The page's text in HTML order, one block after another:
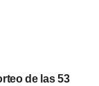
de las 53